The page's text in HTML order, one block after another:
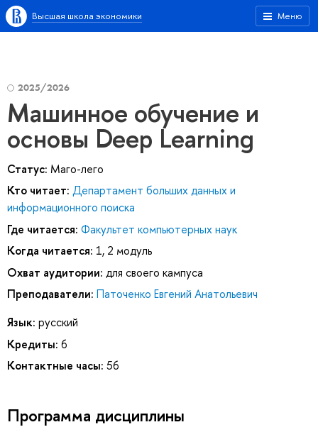
Меню
Высшая школа экономики
2025/2026
Машинное обучение и
основы Deep Learning
Статус: Маго-лего
Кто читает: Департамент больших данных и
информационного поиска
Где читается: Факультет компьютерных наук
Когда читается: 1, 2 модуль
Охват аудитории: для своего кампуса
Преподаватели: Паточенко Евгений Анатольевич
Язык: русский
Кредиты: 6
Контактные часы: 56
Программа дисциплины